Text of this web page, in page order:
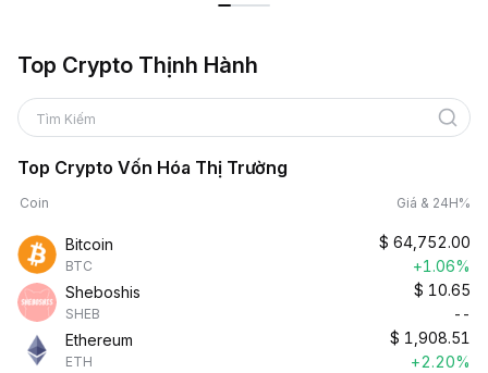
Top Crypto Thịnh Hành
Tìm Kiếm
Top Crypto Vốn Hóa Thị Trường
Coin Giá & 24H%
Bitcoin
BTC
$ 64,752.00
+1.06%
Sheboshis
SHEB
$ 10.65
--
Ethereum
ETH
$ 1,908.51
+2.20%